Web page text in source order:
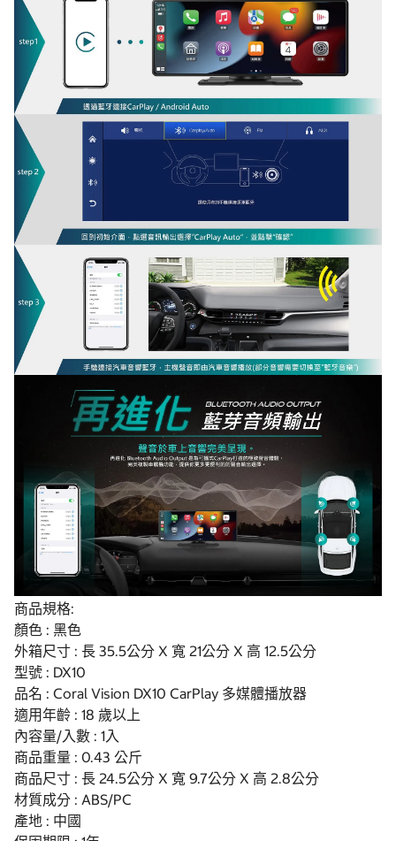
商品規格:
顏色 : 黑色
外箱尺寸 : 長 35.5公分 X 寬 21公分 X 高 12.5公分
型號 : DX10
品名 : Coral Vision DX10 CarPlay 多媒體播放器
適用年齡 : 18 歲以上
內容量/入數 : 1入
商品重量 : 0.43 公斤
商品尺寸 : 長 24.5公分 X 寬 9.7公分 X 高 2.8公分
材質成分 : ABS/PC
產地 : 中國